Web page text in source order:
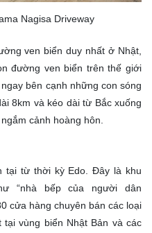
Nagisa Driveway
ven biển duy nhất ở Nhật,
đường ven biển trên thế giới
bên cạnh những con sóng
8km và kéo dài từ Bắc xuống
cảnh hoàng hôn.
tại từ thời kỳ Edo. Đây là khu
“nhà bếp của người dân
cửa hàng chuyên bán các loại
vùng biển Nhật Bản và các